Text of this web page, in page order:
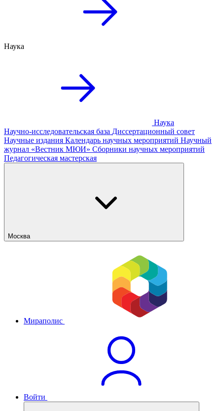
Наука
Наука
Научно-исследовательская база Диссертационный совет
Научные издания Календарь научных мероприятий Научный
журнал «Вестник МЮИ» Сборники научных мероприятий
Педагогическая мастерская
Москва
Мираполис
Войти